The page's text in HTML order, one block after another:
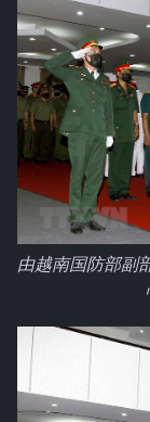
由越南国防部副